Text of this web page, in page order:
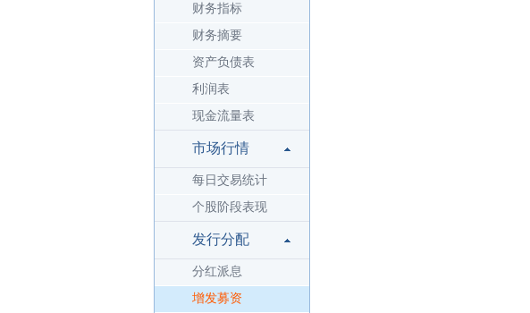
财务指标
财务摘要
资产负债表
利润表
现金流量表
市场行情
每日交易统计
个股阶段表现
发行分配
分红派息
增发募资